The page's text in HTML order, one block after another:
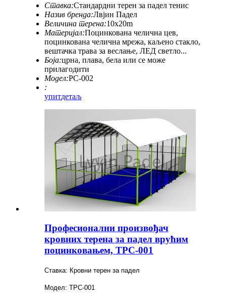
Ставка:Стандардни терен за падел тенис
Назив бренда:Лвјин Падел
Величина терена:10x20m
Материјал:Поцинкована челична цев,
поцинкована челична мрежа, каљено стакло,
вештачка трава за веслање, ЛЕД светло...
Боја:црна, плава, бела или се може
прилагодити
Модел:PC-002
:
упитдетаљ
Професионални произвођач
кровних терена за падел врућим
поцинковањем, TPC-001
Ставка: Кровни терен за падел
Модел: TPC-001